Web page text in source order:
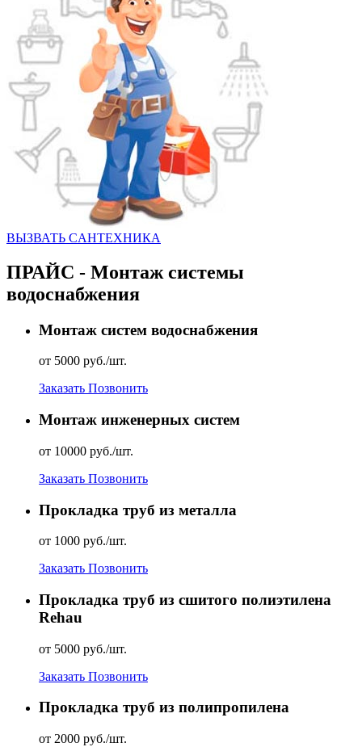
ВЫЗВАТЬ CАНТЕХНИКА
ПРАЙС - Монтаж системы
водоснабжения
Монтаж систем водоснабжения
от 5000 руб./шт.
Заказать Позвонить
Монтаж инженерных систем
от 10000 руб./шт.
Заказать Позвонить
Прокладка труб из металла
от 1000 руб./шт.
Заказать Позвонить
Прокладка труб из сшитого полиэтилена
Rehau
от 5000 руб./шт.
Заказать Позвонить
Прокладка труб из полипропилена
от 2000 руб./шт.